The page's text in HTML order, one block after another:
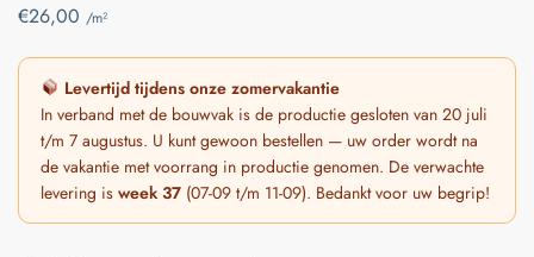
€26,00 /m²
Levertijd tijdens onze zomervakantie
In verband met de bouwvak is de productie gesloten van 20 juli
t/m 7 augustus. U kunt gewoon bestellen — uw order wordt na
de vakantie met voorrang in productie genomen. De verwachte
levering is week 37 (07-09 t/m 11-09). Bedankt voor uw begrip!